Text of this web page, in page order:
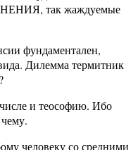
так жаждуемые
фундаментален,
Дилемма термитник
и теософию. Ибо
человеку со средними